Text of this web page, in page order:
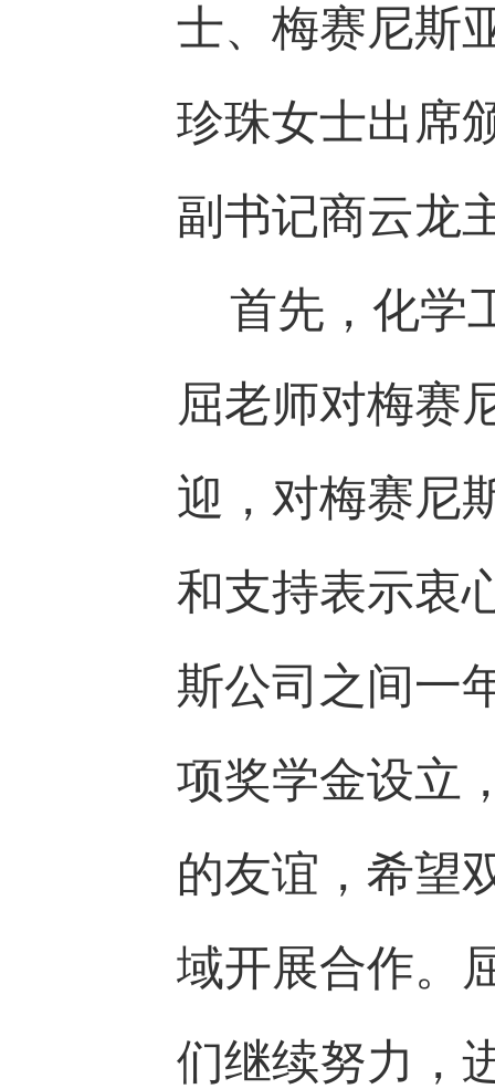
士、梅赛尼斯
珍珠女士出席
副书记商云龙
首先，化学
屈老师对梅赛
迎，对梅赛尼
和支持表示衷
斯公司之间一
项奖学金设立
的友谊，希望
域开展合作。
们继续努力，